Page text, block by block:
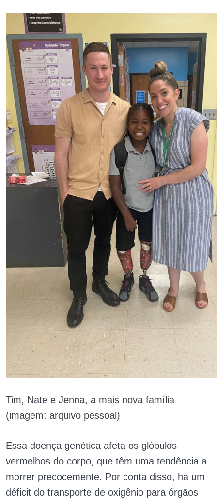
Tim, Nate e Jenna, a mais nova família
(imagem: arquivo pessoal)
Essa doença genética afeta os glóbulos
vermelhos do corpo, que têm uma tendência a
morrer precocemente. Por conta disso, há um
déficit do transporte de oxigênio para órgãos